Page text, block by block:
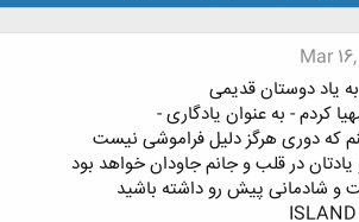
Mar
یاد دوستان قدیمی
کردم - به عنوان یادگاری -
که دوری هرگز دلیل فراموشی نیست
در قلب و جانم جاودان خواهد بود
و شادمانی پیش رو داشته باشید